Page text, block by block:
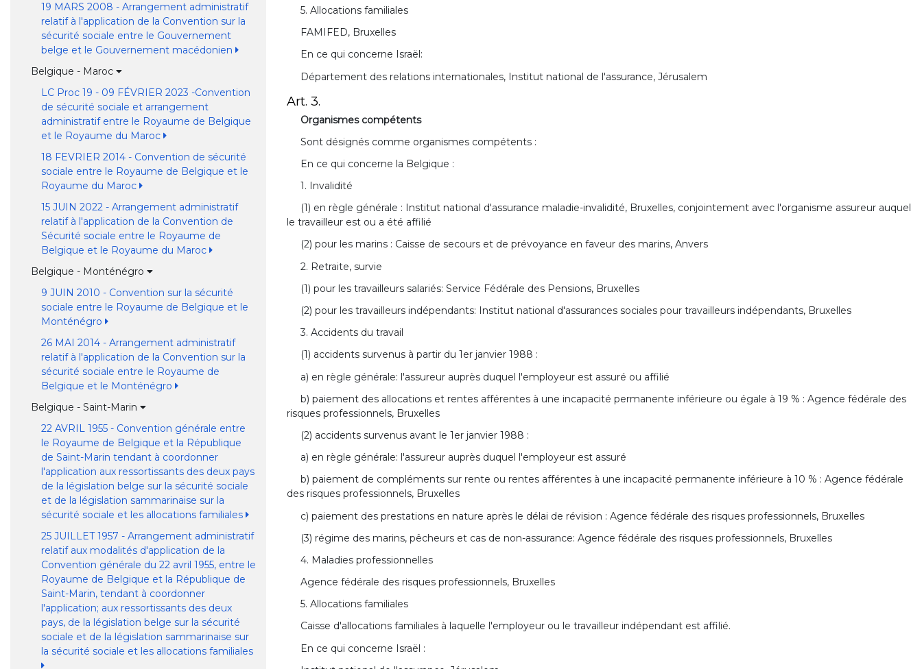
19 MARS 2008 - Arrangement administratif
relatif à l'application de la Convention sur la
sécurité sociale entre le Gouvernement
belge et le Gouvernement macédonien
Belgique - Maroc
LC Proc 19 - 09 FÉVRIER 2023 -Convention
de sécurité sociale et arrangement
administratif entre le Royaume de Belgique
et le Royaume du Maroc
18 FEVRIER 2014 - Convention de sécurité
sociale entre le Royaume de Belgique et le
Royaume du Maroc
15 JUIN 2022 - Arrangement administratif
relatif à l'application de la Convention de
Sécurité sociale entre le Royaume de
Belgique et le Royaume du Maroc
Belgique - Monténégro
9 JUIN 2010 - Convention sur la sécurité
sociale entre le Royaume de Belgique et le
Monténégro
26 MAI 2014 - Arrangement administratif
relatif à l'application de la Convention sur la
sécurité sociale entre le Royaume de
Belgique et le Monténégro
Belgique - Saint-Marin
22 AVRIL 1955 - Convention générale entre
le Royaume de Belgique et la République
de Saint-Marin tendant à coordonner
l'application aux ressortissants des deux pays
de la législation belge sur la sécurité sociale
et de la législation sammarinaise sur la
sécurité sociale et les allocations familiales
25 JUILLET 1957 - Arrangement administratif
relatif aux modalités d'application de la
Convention générale du 22 avril 1955, entre le
Royaume de Belgique et la République de
Saint-Marin, tendant à coordonner
l'application; aux ressortissants des deux
pays, de la législation belge sur la sécurité
sociale et de la législation sammarinaise sur
la sécurité sociale et les allocations familiales
5. Allocations familiales
FAMIFED, Bruxelles
En ce qui concerne Israël:
Département des relations internationales, Institut national de l'assurance, Jérusalem
Art. 3.
Organismes compétents
Sont désignés comme organismes compétents :
En ce qui concerne la Belgique :
1. Invalidité
(1) en règle générale : Institut national d'assurance maladie-invalidité, Bruxelles, conjointement avec l'organisme assureur auquel
le travailleur est ou a été affilié
(2) pour les marins : Caisse de secours et de prévoyance en faveur des marins, Anvers
2. Retraite, survie
(1) pour les travailleurs salariés: Service Fédérale des Pensions, Bruxelles
(2) pour les travailleurs indépendants: Institut national d'assurances sociales pour travailleurs indépendants, Bruxelles
3. Accidents du travail
(1) accidents survenus à partir du 1er janvier 1988 :
a) en règle générale: l'assureur auprès duquel l'employeur est assuré ou affilié
b) paiement des allocations et rentes afférentes à une incapacité permanente inférieure ou égale à 19 % : Agence fédérale des
risques professionnels, Bruxelles
(2) accidents survenus avant le 1er janvier 1988 :
a) en règle générale: l'assureur auprès duquel l'employeur est assuré
b) paiement de compléments sur rente ou rentes afférentes à une incapacité permanente inférieure à 10 % : Agence fédérale
des risques professionnels, Bruxelles
c) paiement des prestations en nature après le délai de révision : Agence fédérale des risques professionnels, Bruxelles
(3) régime des marins, pêcheurs et cas de non-assurance: Agence fédérale des risques professionnels, Bruxelles
4. Maladies professionnelles
Agence fédérale des risques professionnels, Bruxelles
5. Allocations familiales
Caisse d'allocations familiales à laquelle l'employeur ou le travailleur indépendant est affilié.
En ce qui concerne Israël :